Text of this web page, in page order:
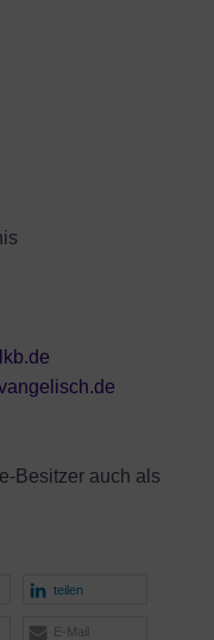
Besitzer auch als
teilen
E-Mail